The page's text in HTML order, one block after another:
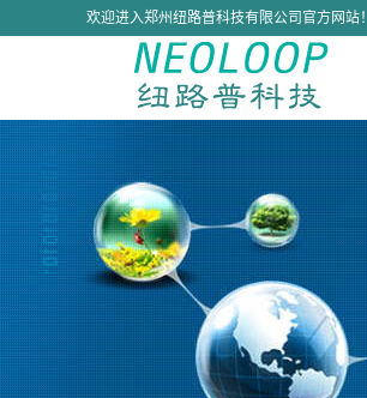
欢迎进入郑州纽路普科技有限公司官方网站！